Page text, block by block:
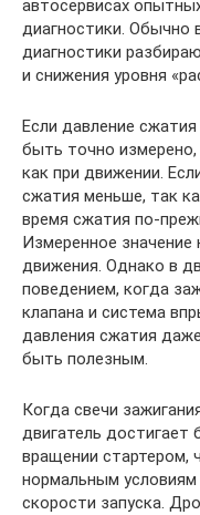
автосервисах
диагностики. Обычно
диагностики
и снижения уровня
Если давление
быть точно
как при движении.
сжатия меньше, так
время сжатия по-
Измеренное
движения. Однако в
поведением, когда
клапана и система
давления сжатия
быть полезным.
Когда свечи
двигатель достигает
вращении стартером,
нормальным
скорости запуска.